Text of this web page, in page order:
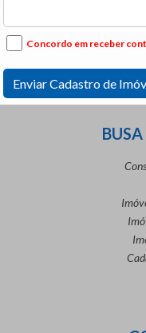
Concordo em receber